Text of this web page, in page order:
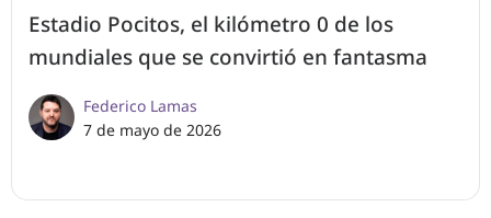
Estadio Pocitos, el kilómetro 0 de los
mundiales que se convirtió en fantasma
Federico Lamas
7 de mayo de 2026